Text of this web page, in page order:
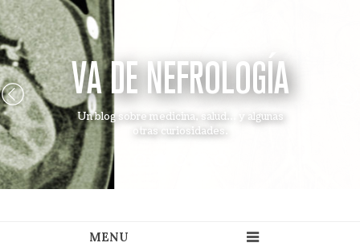
VA DE NEFROLOGÍA
Un blog sobre medicina, salud... y algunas
otras curiosidades.